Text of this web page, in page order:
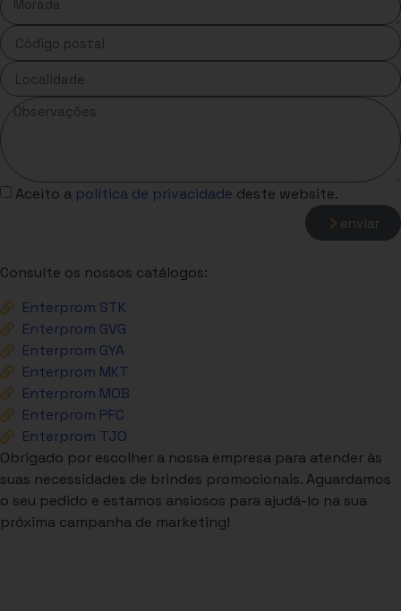
Aceito a política de privacidade deste website.
enviar
Consulte os nossos catálogos:
Enterprom STK
Enterprom GVG
Enterprom GYA
Enterprom MKT
Enterprom MOB
Enterprom PFC
Enterprom TJO
Obrigado por escolher a nossa empresa para atender às
suas necessidades de brindes promocionais. Aguardamos
o seu pedido e estamos ansiosos para ajudá-lo na sua
próxima campanha de marketing!